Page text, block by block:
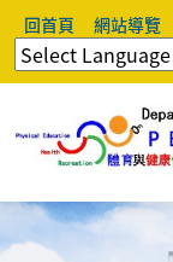
回首頁 網站導覽